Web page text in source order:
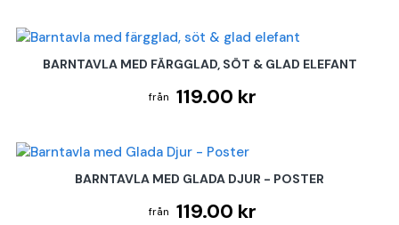
BARNTAVLA MED FÄRGGLAD, SÖT & GLAD ELEFANT
119.00 kr
BARNTAVLA MED GLADA DJUR - POSTER
119.00 kr